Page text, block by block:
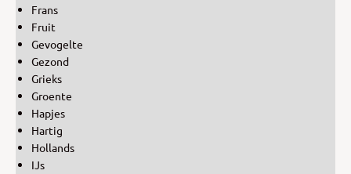
Frans
Fruit
Gevogelte
Gezond
Grieks
Groente
Hapjes
Hartig
Hollands
IJs